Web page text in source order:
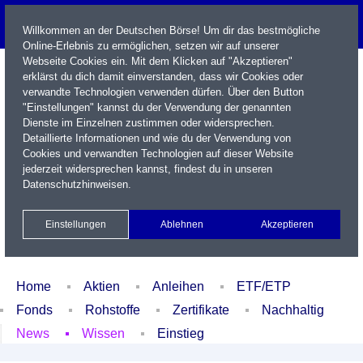
Name / WKN / ISIN / Kürzel
Xetra Realtime
Watchlist Portfolio Login
Home Aktien Anleihen
ETF/ETP
Fonds
Rohstoffe Zertifikate
Nachhaltig
News
Wissen Einstieg
Willkommen an der Deutschen Börse! Um dir das bestmögliche
Online-Erlebnis zu ermöglichen, setzen wir auf unserer
Webseite Cookies ein. Mit dem Klicken auf "Akzeptieren"
erklärst du dich damit einverstanden, dass wir Cookies oder
verwandte Technologien verwenden dürfen. Über den Button
"Einstellungen" kannst du der Verwendung der genannten
Dienste im Einzelnen zustimmen oder widersprechen.
Detaillierte Informationen und wie du der Verwendung von
Cookies und verwandten Technologien auf dieser Website
jederzeit widersprechen kannst, findest du in unseren
Datenschutzhinweisen.
Einstellungen Ablehnen Akzeptieren